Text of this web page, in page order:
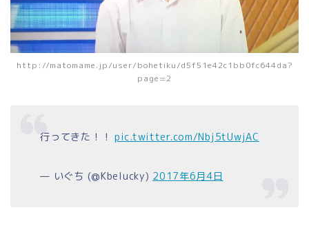
http://matomame.jp/user/bohetiku/d5f51e42c1bb0fc644da?
page=2
行ってきた！！ pic.twitter.com/Nbj5tUwjAC
— いぐち (@Kbelucky) 2017年6月4日